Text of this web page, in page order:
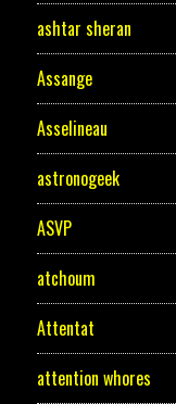
ashtar sheran
Assange
Asselineau
astronogeek
ASVP
atchoum
Attentat
attention whores